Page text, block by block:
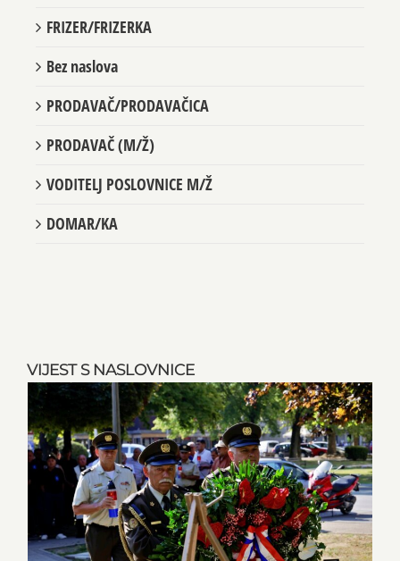
VIJEST S NASLOVNICE
FRIZER/FRIZERKA
Bez naslova
PRODAVAČ/PRODAVAČICA
PRODAVAČ (M/Ž)
VODITELJ POSLOVNICE M/Ž
DOMAR/KA